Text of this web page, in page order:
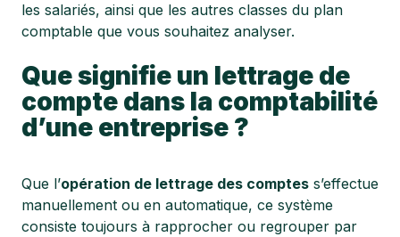
les salariés, ainsi que les autres classes du plan
comptable que vous souhaitez analyser.
Que signifie un lettrage de
compte dans la comptabilité
d’une entreprise ?
Que l’opération de lettrage des comptes s’effectue
manuellement ou en automatique, ce système
consiste toujours à rapprocher ou regrouper par